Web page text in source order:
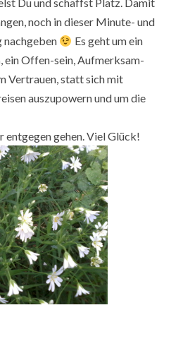
noch in dieser Minute- und
nachgeben
Es geht um ein
ein Offen-sein, Aufmerksam-
Vertrauen, statt sich mit
auszupowern und um die
entgegen gehen. Viel Glück!